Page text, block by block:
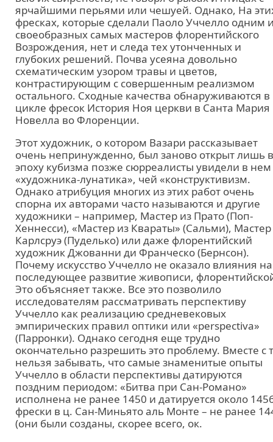
ярчайшими перьями или чешуей. Однако, На
фресках, которые сделали Паоло Уччелло одним
своеобразных самых мастеров флорентийского
Возрождения, нет и следа тех утонченных и
глубоких решений. Почва усеяна довольно
схематическим узором травы и цветов,
контрастирующим с совершенным реализмом
остального. Сходные качества обнаруживаются в
цикле фресок История Ноя церкви в Санта Мария
Новелла во Флоренции.
Этот художник, о котором Вазари рассказывает
очень непринужденно, был заново открыт лишь в
эпоху кубизма позже сюрреалисты увидели в нем
«художника-лунатика», чей «конструктивизм.
Однако атрибуция многих из этих работ очень
спорна их авторами часто называются и другие
художники – например, Мастер из Прато (Поп-
Хеннесси), «Мастер из Квараты» (Сальми), Мастер
Карлсруэ (Пуделько) или даже флорентийский
художник Джованни ди Франческо (Бернсон).
Почему искусство Уччелло не оказало влияния на
последующее развитие живописи,
Это объясняет также. Все это позволило
исследователям рассматривать перспективу
Уччелло как реализацию средневековых
эмпирических правил оптики или «perspectiva»
(Парронки). Однако сегодня еще трудно
окончательно разрешить это проблему. Вместе с
нельзя забывать, что самые знаменитые опыты
Уччелло в области перспективы датируются
поздним периодом: «Битва при Сан-Романо»
исполнена не ранее 1450 и датируется около
фрески в ц. Сан-Миньято аль Монте – не ранее
(они были созданы, скорее всего, ок.